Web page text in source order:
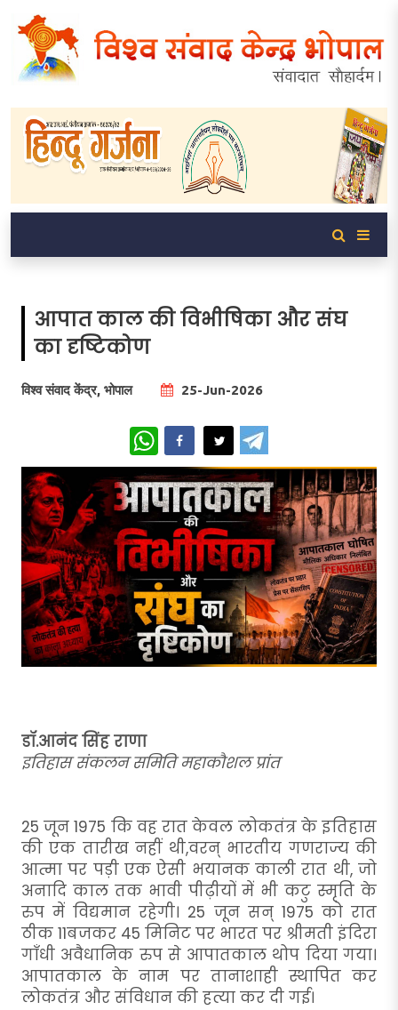
आपात काल की विभीषिका और संघ
का दृष्टिकोण
विश्व संवाद केंद्र, भोपाल 25-Jun-2026
WhatsApp
डॉ.आनंद सिंह राणा
इतिहास संकलन समिति महाकौशल प्रांत
25 जून 1975 कि वह रात केवल लोकतंत्र के इतिहास
की एक तारीख नहीं थी,वरन् भारतीय गणराज्य की
आत्मा पर पड़ी एक ऐसी भयानक काली रात थी, जो
अनादि काल तक भावी पीढ़ीयों में भी कटु स्मृति के
रुप में विद्यमान रहेगी। 25 जून सन् 1975 को रात
ठीक 11बजकर 45 मिनिट पर भारत पर श्रीमती इंदिरा
गाँधी अवैधानिक रुप से आपातकाल थोप दिया गया।
आपातकाल के नाम पर तानाशाही स्थापित कर
लोकतंत्र और संविधान की हत्या कर दी गई।